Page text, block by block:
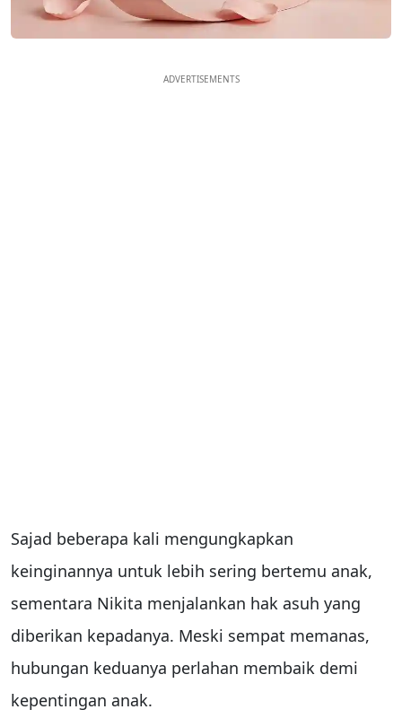
ADVERTISEMENTS
Sajad beberapa kali mengungkapkan
keinginannya untuk lebih sering bertemu anak,
sementara Nikita menjalankan hak asuh yang
diberikan kepadanya. Meski sempat memanas,
hubungan keduanya perlahan membaik demi
kepentingan anak.